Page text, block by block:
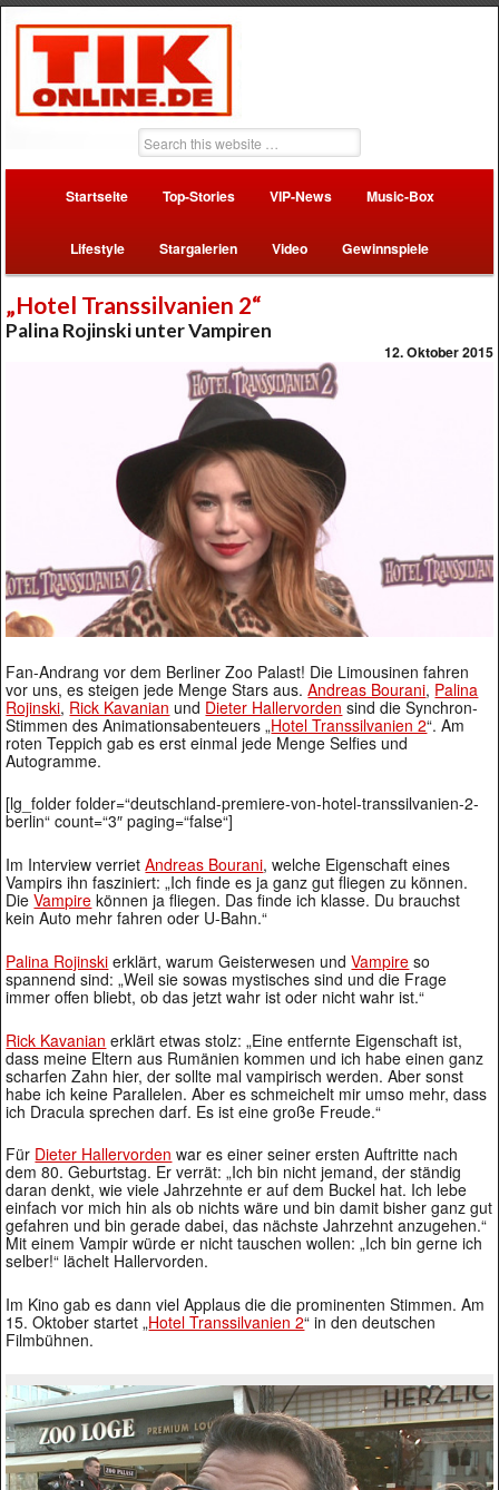
Startseite Top-Stories VIP-News Music-Box
Lifestyle Stargalerien Video Gewinnspiele
„Hotel Transsilvanien 2“
Palina Rojinski unter Vampiren
12. Oktober 2015
Fan-Andrang vor dem Berliner Zoo Palast! Die Limousinen fahren
vor uns, es steigen jede Menge Stars aus.Andreas Bourani, Palina
Rojinski, Rick Kavanian und Dieter Hallervorden sind die Synchron-
Stimmen des Animationsabenteuers „Hotel Transsilvanien 2“. Am
roten Teppich gab es erst einmal jede Menge Selfies und
Autogramme.
[lg_folder folder=“deutschland-premiere-von-hotel-transsilvanien-2-
berlin“ count=“3″ paging=“false“]
Im Interview verrietAndreas Bourani, welche Eigenschaft eines
Vampirs ihn fasziniert: „Ich finde es ja ganz gut fliegen zu können.
DieVampire können ja fliegen. Das finde ich klasse. Du brauchst
kein Auto mehr fahren oder U-Bahn.“
Palina Rojinski erklärt, warum Geisterwesen undVampire so
spannend sind: „Weil sie sowas mystisches sind und die Frage
immer offen bliebt, ob das jetzt wahr ist oder nicht wahr ist.“
Rick Kavanian erklärt etwas stolz: „Eine entfernte Eigenschaft ist,
dass meine Eltern aus Rumänien kommen und ich habe einen ganz
scharfen Zahn hier, der sollte mal vampirisch werden. Aber sonst
habe ich keine Parallelen. Aber es schmeichelt mir umso mehr, dass
ich Dracula sprechen darf. Es ist eine große Freude.“
Für Dieter Hallervorden war es einer seiner ersten Auftritte nach
dem 80. Geburtstag. Er verrät: „Ich bin nicht jemand, der ständig
daran denkt, wie viele Jahrzehnte er auf dem Buckel hat. Ich lebe
einfach vor mich hin als ob nichts wäre und bin damit bisher ganz gut
gefahren und bin gerade dabei, das nächste Jahrzehnt anzugehen.“
Mit einem Vampir würde er nicht tauschen wollen: „Ich bin gerne ich
selber!“ lächelt Hallervorden.
Im Kino gab es dann viel Applaus die die prominenten Stimmen. Am
15. Oktober startet „Hotel Transsilvanien 2“ in den deutschen
Filmbühnen.